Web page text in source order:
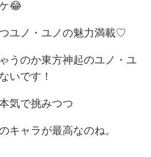
😂
ユノ・ユノの魅力満載♡
うのか東方神起のユノ・ユ
いです！
気で挑みつつ
キャラが最高なのね。